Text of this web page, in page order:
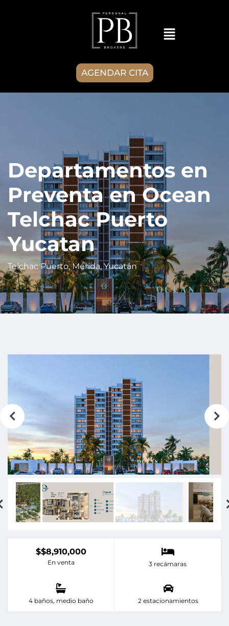
AGENDAR CITA
Departamentos en
Preventa en Ocean
Telchac Puerto
Yucatan
Telchac Puerto, Mérida, Yucatán
$$8,910,000
En venta 3 recámaras
4 baños, medio baño 2 estacionamientos